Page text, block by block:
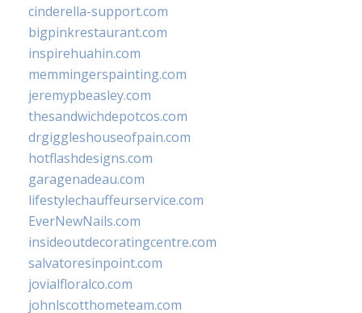
cinderella-support.com
bigpinkrestaurant.com
inspirehuahin.com
memmingerspainting.com
jeremypbeasley.com
thesandwichdepotcos.com
drgiggleshouseofpain.com
hotflashdesigns.com
garagenadeau.com
lifestylechauffeurservice.com
EverNewNails.com
insideoutdecoratingcentre.com
salvatoresinpoint.com
jovialfloralco.com
johnlscotthometeam.com